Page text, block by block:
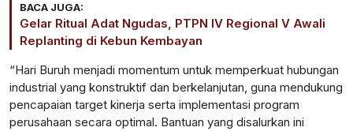
BACA JUGA:
Gelar Ritual Adat Ngudas, PTPN IV Regional V Awali
Replanting di Kebun Kembayan
“Hari Buruh menjadi momentum untuk memperkuat hubungan
industrial yang konstruktif dan berkelanjutan, guna mendukung
pencapaian target kinerja serta implementasi program
perusahaan secara optimal. Bantuan yang disalurkan ini